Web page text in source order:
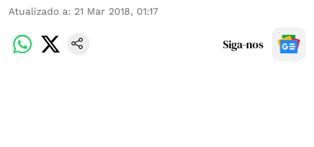
Atualizado a: 21 Mar 2018, 01:17
Siga-nos